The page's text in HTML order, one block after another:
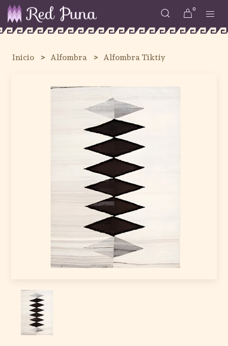
0
Inicio Alfombra Alfombra Tiktiy